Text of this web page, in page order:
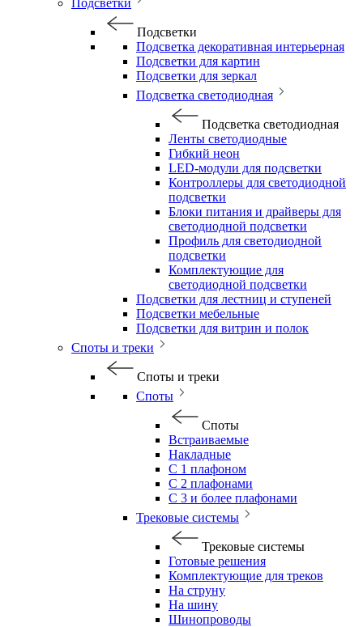
Подсветки
Подсветки
Подсветка декоративная интерьерная
Подсветки для картин
Подсветки для зеркал
Подсветка светодиодная
Подсветка светодиодная
Ленты светодиодные
Гибкий неон
LED-модули для подсветки
Контроллеры для светодиодной
подсветки
Блоки питания и драйверы для
светодиодной подсветки
Профиль для светодиодной
подсветки
Комплектующие для
светодиодной подсветки
Подсветки для лестниц и ступеней
Подсветки мебельные
Подсветки для витрин и полок
Споты и треки
Споты и треки
Споты
Споты
Встраиваемые
Накладные
С 1 плафоном
С 2 плафонами
С 3 и более плафонами
Трековые системы
Трековые системы
Готовые решения
Комплектующие для треков
На струну
На шину
Шинопроводы